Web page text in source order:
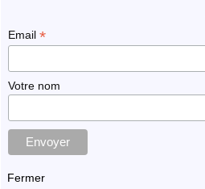
Email*
Votre nom
Fermer